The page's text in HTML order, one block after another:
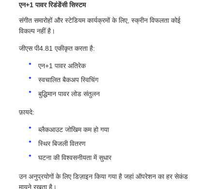
एन+1 पावर रिडंडेंसी सिस्टम
संगीत समारोहों और स्टेडियम कार्यक्रमों के लिए, स्क्रीन विफलता कोई
विकल्प नहीं है।
जीएस पी4.81 एकीकृत करता है:
एन+1 पावर अतिरेक
स्वचालित बैकअप स्विचिंग
बुद्धिमान पावर लोड संतुलन
फ़ायदे:
ब्लैकआउट जोखिम कम हो गया
स्थिर बिजली वितरण
घटना की विश्वसनीयता में सुधार
उन अनुप्रयोगों के लिए डिज़ाइन किया गया है जहां ऑपरेशन का हर सेकंड
मायने रखता है।